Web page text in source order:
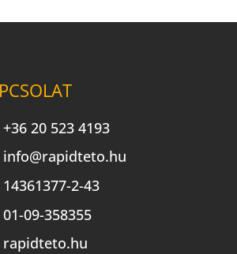
+36 20 523 4193
info@rapidteto.hu
14361377-2-43
01-09-358355
rapidteto.hu